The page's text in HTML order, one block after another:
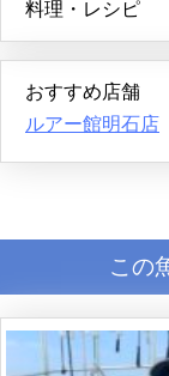
料理・レシピ
おすすめ店舗
ルアー館明石店
この